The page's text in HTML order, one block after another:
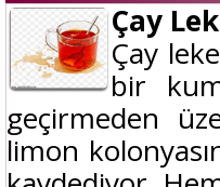
Çay
Çay
bir
geçirmeden
limon